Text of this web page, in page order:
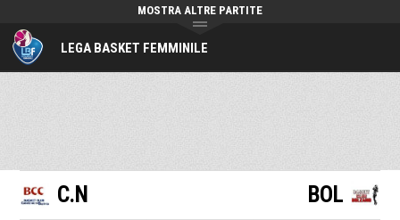
LEGA BASKET FEMMINILE
MOSTRA ALTRE PARTITE
C.N BOL